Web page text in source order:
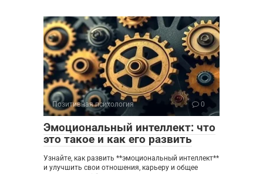
Позитивная психология 0
Эмоциональный интеллект: что
это такое и как его развить
Узнайте, как развить **эмоциональный интеллект**
и улучшить свои отношения, карьеру и общее